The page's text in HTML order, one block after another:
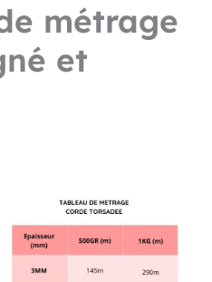
métrage
et